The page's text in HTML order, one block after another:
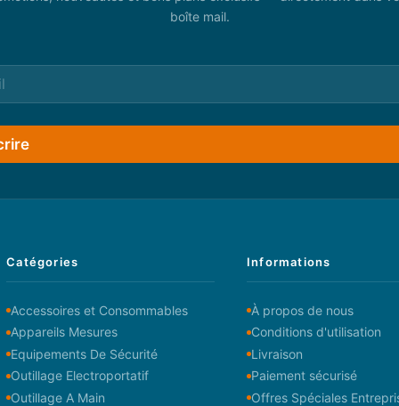
boîte mail.
Catégories
Accessoires et Consommables
Appareils Mesures
Equipements De Sécurité
Outillage Electroportatif
Outillage A Main
Informations
À propos de nous
Conditions d'utilisation
Livraison
Paiement sécurisé
Offres Spéciales